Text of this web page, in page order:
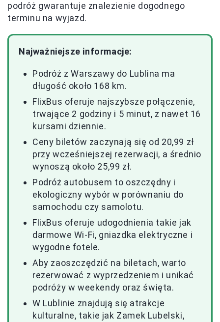
podróż gwarantuje znalezienie dogodnego
terminu na wyjazd.
Najważniejsze informacje:
Podróż z Warszawy do Lublina ma
długość około 168 km.
FlixBus oferuje najszybsze połączenie,
trwające 2 godziny i 5 minut, z nawet 16
kursami dziennie.
Ceny biletów zaczynają się od 20,99 zł
przy wcześniejszej rezerwacji, a średnio
wynoszą około 25,99 zł.
Podróż autobusem to oszczędny i
ekologiczny wybór w porównaniu do
samochodu czy samolotu.
FlixBus oferuje udogodnienia takie jak
darmowe Wi-Fi, gniazdka elektryczne i
wygodne fotele.
Aby zaoszczędzić na biletach, warto
rezerwować z wyprzedzeniem i unikać
podróży w weekendy oraz święta.
W Lublinie znajdują się atrakcje
kulturalne, takie jak Zamek Lubelski,